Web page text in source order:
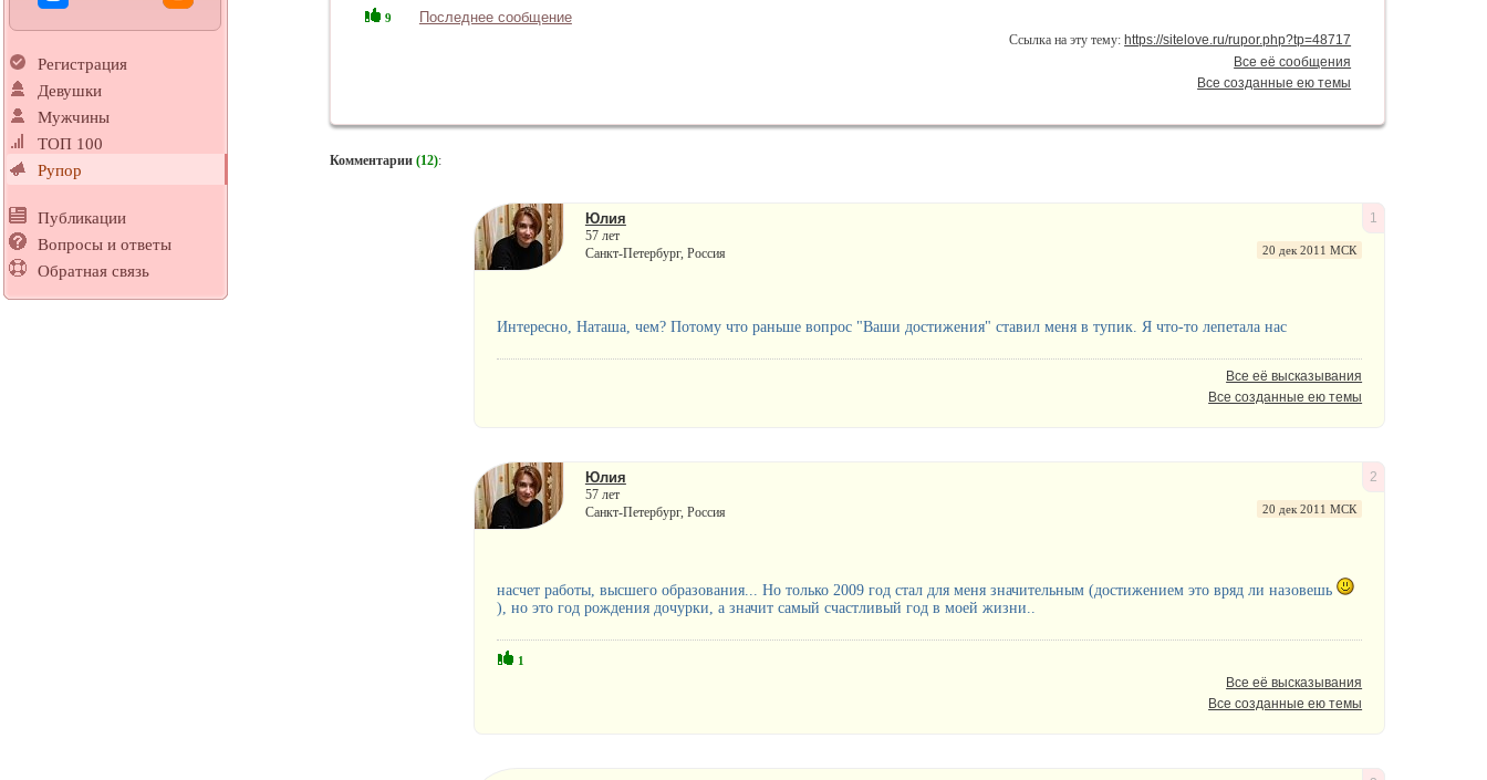
Регистрация
Девушки
Мужчины
ТОП 100
Рупор
Публикации
Вопросы и ответы
Обратная связь
9 Последнее сообщение
Ссылка на эту тему: https://sitelove.ru/rupor.php?tp=48717
Все её сообщения
Все созданные ею темы
Комментарии (12):
1
Юлия
57 лет
Санкт-Петербург, Россия
20 дек 2011 МСК
Интересно, Наташа, чем? Потому что раньше вопрос "Ваши достижения" ставил меня в тупик. Я что-то лепетала нас
Все её высказывания
Все созданные ею темы
2
Юлия
57 лет
Санкт-Петербург, Россия
20 дек 2011 МСК
насчет работы, высшего образования... Но только 2009 год стал для меня значительным (достижением это вряд ли назовешь
), но это год рождения дочурки, а значит самый счастливый год в моей жизни..
1
Все её высказывания
Все созданные ею темы